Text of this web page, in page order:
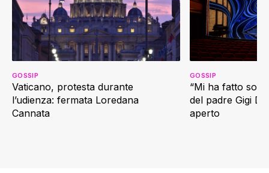
Vaticano, protesta durante
l’udienza: fermata Loredana
Cannata
GOSSIP
“Mi ha fatto
del padre Gigi
aperto
GOSSIP